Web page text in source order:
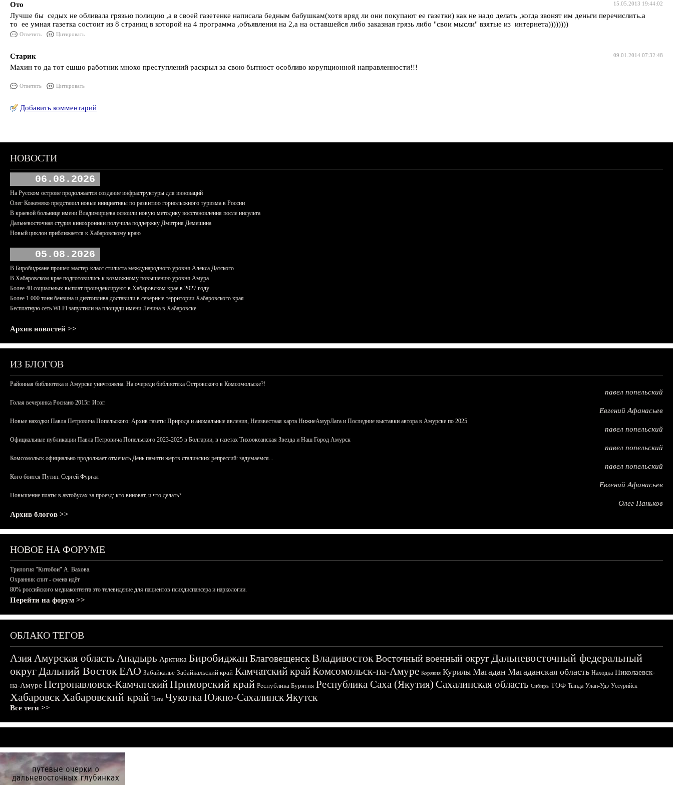
15.05.2013 19:44:02
Ото
Лучше бы седых не обливала грязью полицию ,а в своей газетенке написала бедным бабушкам(хотя вряд ли они покупают ее газетки) как не надо делать ,когда звонят им деньги перечислить.а
то ее умная газетка состоит из 8 страниц в которой на 4 программа ,объявления на 2,а на оставшейся либо заказная грязь либо "свои мысли" взятые из интернета))))))))
Ответить Цитировать
09.01.2014 07:32:48
Старик
Махин то да тот ешшо работник мнохо преступлений раскрыл за свою бытност особливо корупционной направленности!!!
Ответить Цитировать
Добавить комментарий
НОВОСТИ
06.08.2026
На Русском острове продолжается создание инфраструктуры для инноваций
Олег Кожемяко представил новые инициативы по развитию горнолыжного туризма в России
В краевой больнице имени Владимирцева освоили новую методику восстановления после инсульта
Дальневосточная студия кинохроники получила поддержку Дмитрия Демешина
Новый циклон приближается к Хабаровскому краю
05.08.2026
В Биробиджане прошел мастер-класс стилиста международного уровня Алекса Датского
В Хабаровском крае подготовились к возможному повышению уровня Амура
Более 40 социальных выплат проиндексируют в Хабаровском крае в 2027 году
Более 1 000 тонн бензина и дизтоплива доставили в северные территории Хабаровского края
Бесплатную сеть Wi-Fi запустили на площади имени Ленина в Хабаровске
Архив новостей >>
ИЗ БЛОГОВ
Районная библиотека в Амурске уничтожена. На очереди библиотека Островского в Комсомольске?!
павел попельский
Голая вечеринка Роснано 2015г. Итог.
Евгений Афанасьев
Новые находки Павла Петровича Попельского: Архив газеты Природа и аномальные явления, Неизвестная карта НижнеАмурЛага и Последние выставки автора в Амурске по 2025
павел попельский
Официальные публикации Павла Петровича Попельского 2023-2025 в Болгарии, в газетах Тихоокеанская Звезда и Наш Город Амурск
павел попельский
Комсомольск официально продолжает отмечать День памяти жертв сталинских репрессий: задумаемся...
павел попельский
Кого боится Путин: Сергей Фургал
Евгений Афанасьев
Повышение платы в автобусах за проезд: кто виноват, и что делать?
Олег Паньков
Архив блогов >>
НОВОЕ НА ФОРУМЕ
Трилогия "Китобои" А. Вахова.
Охранник спит - смена идёт
80% российского медиаконтента это телевидение для пациентов психдиспансера и наркологии.
Перейти на форум >>
ОБЛАКО ТЕГОВ
АзияАмурская область Анадырь Арктика БиробиджанБлаговещенскВладивостокВосточный военный округДальневосточный федеральный
округДальний ВостокЕАО Забайкалье Забайкальский край Камчатский крайКомсомольск-на-Амуре Корякия Курилы Магадан Магаданская область Находка Николаевск-
на-Амуре Петропавловск-КамчатскийПриморский край Республика Бурятия Республика Саха (Якутия) Сахалинская область Сибирь ТОФ Тында Улан-Удэ Уссурийск
ХабаровскХабаровский край Чита ЧукоткаЮжно-СахалинскЯкутск
Все теги >>